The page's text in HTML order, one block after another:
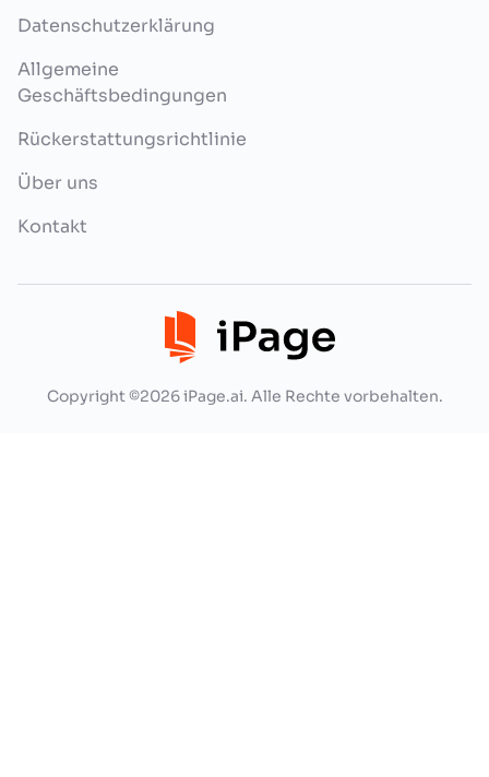
Datenschutzerklärung
Allgemeine
Geschäftsbedingungen
Rückerstattungsrichtlinie
Über uns
Kontakt
Copyright ©2026 iPage.ai. Alle Rechte vorbehalten.